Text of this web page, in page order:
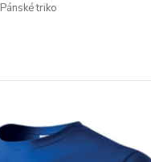
Pánské triko